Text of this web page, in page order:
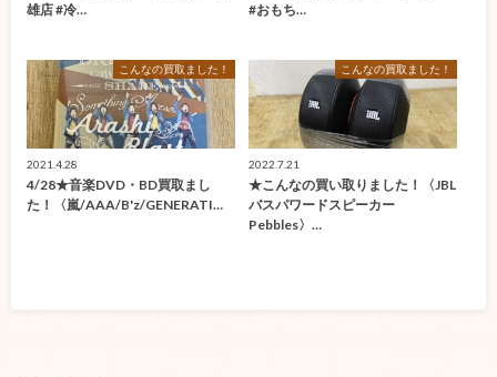
雄店 #冷…
#おもち…
こんなの買取ました！
2021.4.28
4/28★音楽DVD・BD買取まし
た！〈嵐/AAA/B'z/GENERATI…
こんなの買取ました！
2022.7.21
★こんなの買い取りました！〈JBL
バスパワードスピーカー
Pebbles〉…